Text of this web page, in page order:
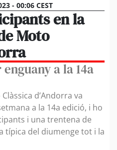
- 00:06 CEST
en la
Moto
a la 14a
d’Andorra va
a la 14a edició, i ho
i una trentena de
típica del diumenge tot i la